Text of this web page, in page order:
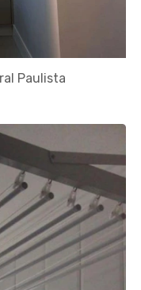
Paulista